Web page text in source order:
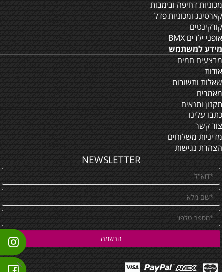
מכוניות דחיפה ובימבות
קארטינג ומכוניות פדל
קורקינטים
אופני ילדים BMX
מידע למשתמש
מבצעים חמים
אודות
שאלות ותשובות
מאמרים
תקנון ותנאים
כתבו עלינו
צור קשר
מדיניות משלוחים
הצהרת נגישות
NEWSLETTER